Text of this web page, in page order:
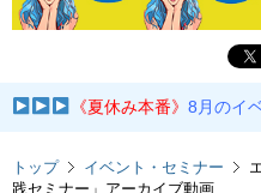
《夏休み本番》8月のイ
トップ イベント・セミナー
践セミナー」アーカイブ動画